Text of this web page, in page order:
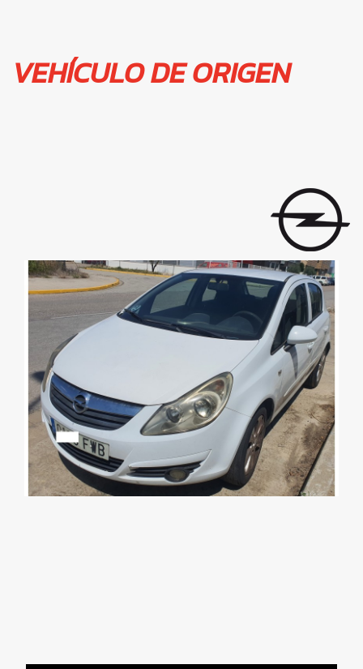
VEHÍCULO DE ORIGEN